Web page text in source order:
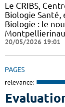
Le CRIBS,
Biologie Santé,
Biologie : le
20/05/2026 19:01
PAGES
relevance: